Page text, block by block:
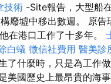
技術 -Site報告，大型船
廢墟中移出數週。 原告
在港口工作了十多年。
白蟻 徵信社費用 醫美診
了什麼時，只是為工作做
美國歷史上最昂貴的海